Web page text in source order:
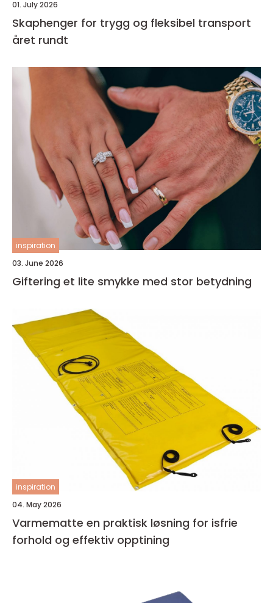
01. July 2026
Skaphenger for trygg og fleksibel transport
året rundt
inspiration
03. June 2026
Giftering et lite smykke med stor betydning
inspiration
04. May 2026
Varmematte en praktisk løsning for isfrie
forhold og effektiv opptining